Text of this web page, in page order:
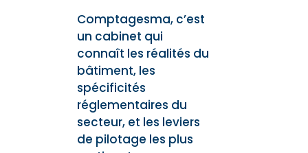
Comptagesma, c’est
un cabinet qui
connaît les réalités du
bâtiment, les
spécificités
réglementaires du
secteur, et les leviers
de pilotage les plus